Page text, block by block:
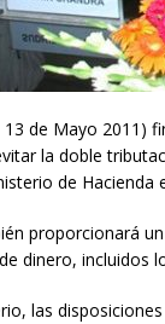
13 de Mayo 2011)
la doble
de Hacienda
proporcionará
dinero, incluidos
las